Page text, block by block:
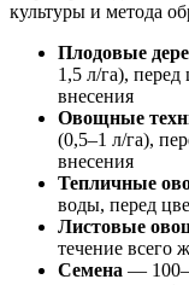
культуры и метода
Плодовые
1,5 л/га),
внесения
Овощные
(0,5–1 л/га),
внесения
Тепличные
воды, перед
Листовые
течение всего
Семена —